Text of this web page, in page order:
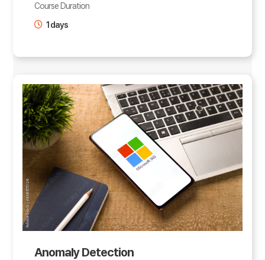
Course Duration
1 days
Anomaly Detection